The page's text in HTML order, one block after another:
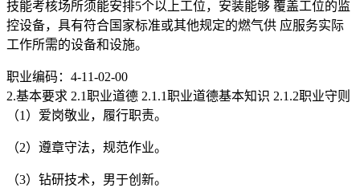
技能考核场所须能安排5个以上工位，安装能够 覆盖工位的监
控设备，具有符合国家标准或其他规定的燃气供 应服务实际
工作所需的设备和设施。
职业编码：4-11-02-00
2.基本要求 2.1职业道德 2.1.1职业道德基本知识 2.1.2职业守则
（1）爱岗敬业，履行职责。
（2）遵章守法，规范作业。
（3）钻研技术，男于创新。